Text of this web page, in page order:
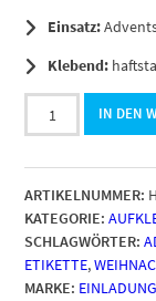
Einsatz:
Klebend:
Adventskalender-
Zahlen
1
bis
24
/
Hellblau
grau,
IN DEN
ARTIKELNUMMER:
KATEGORIE:
SCHLAGWÖRTER:
ETIKETTE,
MARKE: